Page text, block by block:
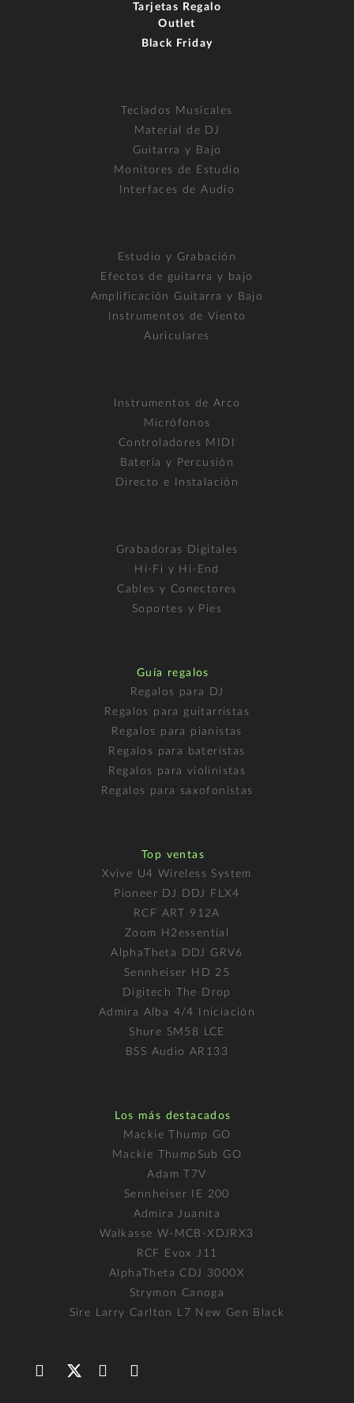
Tarjetas Regalo
Outlet
Black Friday
Teclados Musicales
Material de DJ
Guitarra y Bajo
Monitores de Estudio
Interfaces de Audio
Estudio y Grabación
Efectos de guitarra y bajo
Amplificación Guitarra y Bajo
Instrumentos de Viento
Auriculares
Instrumentos de Arco
Micrófonos
Controladores MIDI
Batería y Percusión
Directo e Instalación
Grabadoras Digitales
Hi-Fi y Hi-End
Cables y Conectores
Soportes y Pies
Guía regalos
Regalos para DJ
Regalos para guitarristas
Regalos para pianistas
Regalos para bateristas
Regalos para violinistas
Regalos para saxofonistas
Top ventas
Xvive U4 Wireless System
Pioneer DJ DDJ FLX4
RCF ART 912A
Zoom H2essential
AlphaTheta DDJ GRV6
Sennheiser HD 25
Digitech The Drop
Admira Alba 4/4 Iniciación
Shure SM58 LCE
BSS Audio AR133
Los más destacados
Mackie Thump GO
Mackie ThumpSub GO
Adam T7V
Sennheiser IE 200
Admira Juanita
Walkasse W-MCB-XDJRX3
RCF Evox J11
AlphaTheta CDJ 3000X
Strymon Canoga
Sire Larry Carlton L7 New Gen Black